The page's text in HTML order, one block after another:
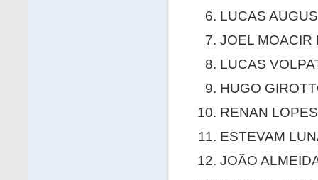
LUCAS
JOEL
LUCAS
HUGO
RENAN
ESTEVAM
JOÃO